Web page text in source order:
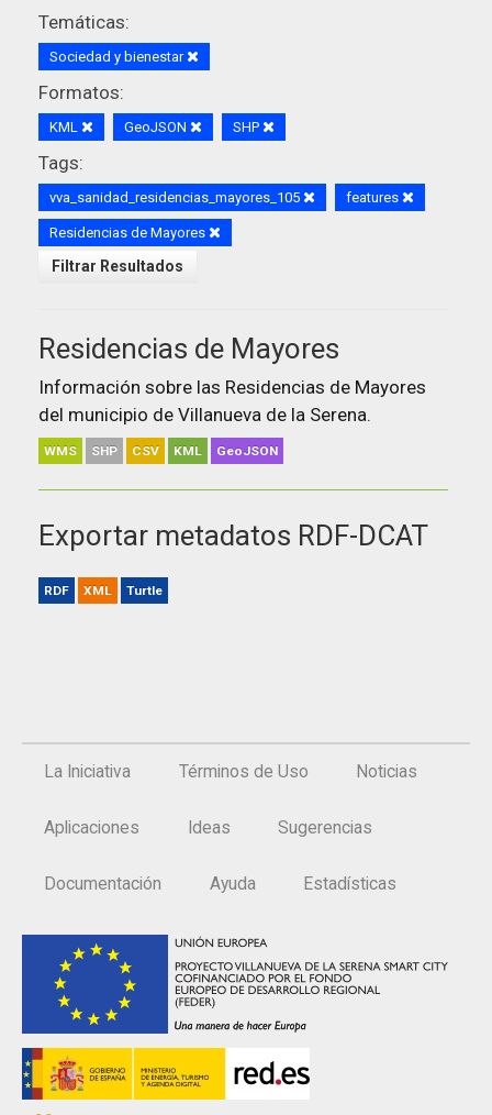
Temáticas:
Sociedad y bienestar
Formatos:
KML GeoJSON SHP
Tags:
vva_sanidad_residencias_mayores_105 features
Residencias de Mayores
Filtrar Resultados
Residencias de Mayores
Información sobre las Residencias de Mayores
del municipio de Villanueva de la Serena.
WMS SHP CSV KML GeoJSON
Exportar metadatos RDF-DCAT
RDF XML Turtle
La Iniciativa Términos de Uso Noticias
Aplicaciones Ideas Sugerencias
Documentación Ayuda Estadísticas